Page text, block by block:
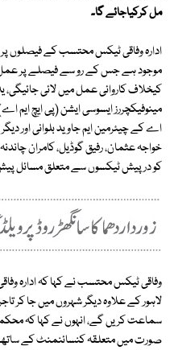
مل کرکیاجائے گا۔
ادارہ وفاقی ٹیکس محتسب کے فیصلوں
موجود ہے جس کے رو سے فیصلے پر عمل
کیخلاف کاروائی عمل میں لائی جائیگی،
مینوفیکچررز ایسوسی ایشن (پی ایچ ایم
اے کے چیئرمین ایم جاوید بلوانی اور
خواجہ عثمان، رفیق گوڈیل، کامران
کو درپیش ٹیکسوں سے متعلق مسائل
وفاقی ٹیکس محتسب نے کہا کہ ادارہ
لاہور کے علاوہ دیگر شہروں میں جا
سماعت کریں گے، انہوں نے کہا کہ
صورت میں متعلقہ کنسائنمنٹ کے ساتھ